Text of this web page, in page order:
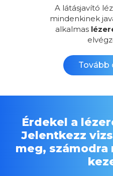
A látásjavító
mindenkinek
alkalmas
Tovább
Érdekel a
Jelentkezz
meg,